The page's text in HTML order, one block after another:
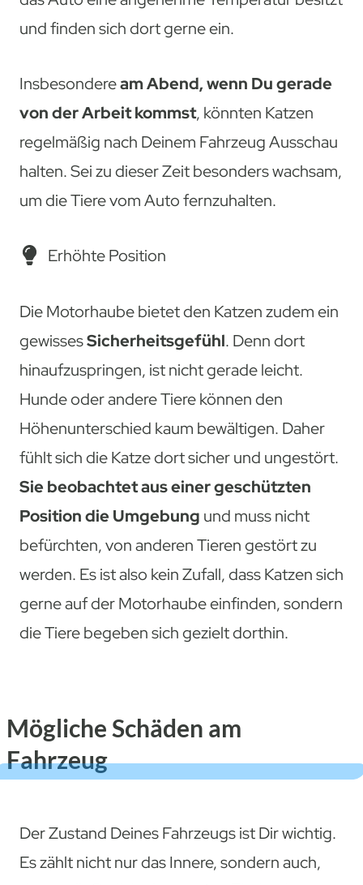
und finden sich dort gerne ein.
Insbesondeream Abend, wenn Du gerade
von der Arbeit kommst, könnten Katzen
regelmäßig nach Deinem Fahrzeug Ausschau
halten. Sei zu dieser Zeit besonders wachsam,
um die Tiere vom Auto fernzuhalten.
Erhöhte Position
Die Motorhaube bietet den Katzen zudem ein
gewissesSicherheitsgefühl. Denn dort
hinaufzuspringen, ist nicht gerade leicht.
Hunde oder andere Tiere können den
Höhenunterschied kaum bewältigen. Daher
fühlt sich die Katze dort sicher und ungestört.
Sie beobachtet aus einer geschützten
Position die Umgebung und muss nicht
befürchten, von anderen Tieren gestört zu
werden. Es ist also kein Zufall, dass Katzen sich
gerne auf der Motorhaube einfinden, sondern
die Tiere begeben sich gezielt dorthin.
Mögliche Schäden am
Fahrzeug
Der Zustand Deines Fahrzeugs ist Dir wichtig.
Es zählt nicht nur das Innere, sondern auch,